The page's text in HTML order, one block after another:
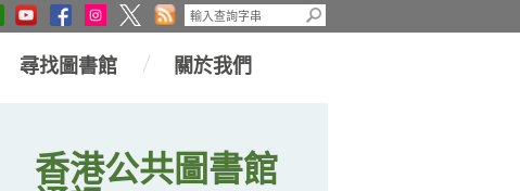
尋找圖書館 關於我們
香港公共圖書館